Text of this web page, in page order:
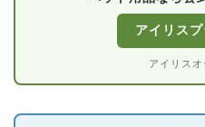
アイリス
アイリス